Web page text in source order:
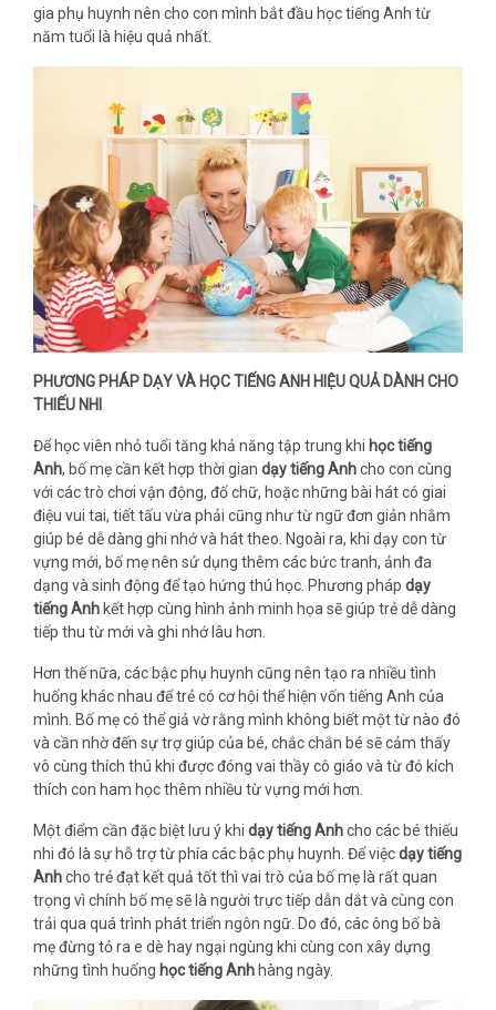
gia phụ huynh nên cho con mình bắt đầu học tiếng Anh từ
năm tuổi là hiệu quả nhất.
PHƯƠNG PHÁP DẠY VÀ HỌC TIẾNG ANH HIỆU QUẢ DÀNH CHO
THIẾU NHI
Để học viên nhỏ tuổi tăng khả năng tập trung khi học tiếng
Anh, bố mẹ cần kết hợp thời gian dạy tiếng Anhcho con cùng
với các trò chơi vận động, đố chữ, hoặc những bài hát có giai
điệu vui tai, tiết tấu vừa phải cũng như từ ngữ đơn giản nhằm
giúp bé dễ dàng ghi nhớ và hát theo. Ngoài ra, khi dạy con từ
vựng mới, bố mẹ nên sử dụng thêm các bức tranh, ảnh đa
dạng và sinh động để tạo hứng thú học. Phương pháp dạy
tiếng Anh kết hợp cùng hình ảnh minh họa sẽ giúp trẻ dễ dàng
tiếp thu từ mới và ghi nhớ lâu hơn.
Hơn thế nữa, các bậc phụ huynh cũng nên tạo ra nhiều tình
huống khác nhau để trẻ có cơ hội thể hiện vốn tiếng Anh của
mình. Bố mẹ có thể giả vờ rằng mình không biết một từ nào đó
và cần nhờ đến sự trợ giúp của bé, chắc chắn bé sẽ cảm thấy
vô cùng thích thú khi được đóng vai thầy cô giáo và từ đó kích
thích con ham học thêm nhiều từ vựng mới hơn.
Một điểm cần đặc biệt lưu ý khi dạy tiếng Anhcho các bé thiếu
nhi đó là sự hỗ trợ từ phía các bậc phụ huynh. Để việcdạy tiếng
Anhcho trẻ đạt kết quả tốt thì vai trò của bố mẹ là rất quan
trọng vì chính bố mẹ sẽ là người trực tiếp dẫn dắt và cùng con
trải qua quá trình phát triển ngôn ngữ. Do đó, các ông bố bà
mẹ đừng tỏ ra e dè hay ngại ngùng khi cùng con xây dựng
những tình huống học tiếng Anh hàng ngày.